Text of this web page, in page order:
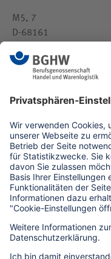
M5, 7
D-68161
Kontaktformular
Erklärung zur
Barriere melden
Impressum